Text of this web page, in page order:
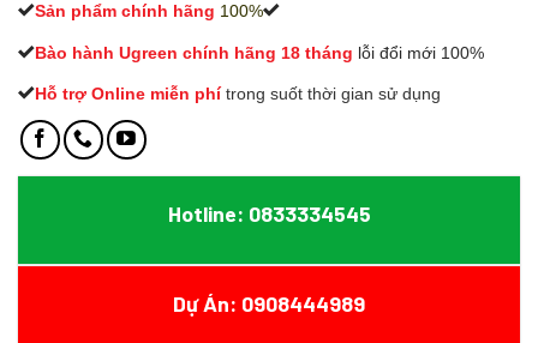
Sản phẩm chính hãng 100%
Bào hành Ugreen chính hãng 18 tháng lỗi đổi mới 100%
Hỗ trợ Online miễn phí trong suốt thời gian sử dụng
Hotline: 0833334545
Dự Án: 0908444989